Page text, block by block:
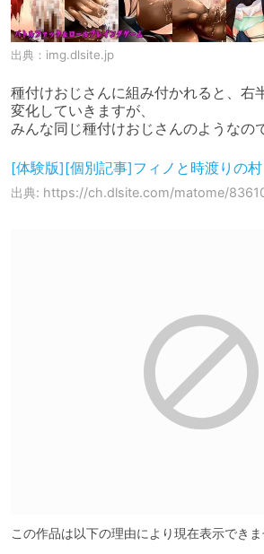
出典： img.dlsite.jp
種付けおじさんに組み付かれると、右
変化していきますが、
みんな同じ種付けおじさんのようなの
[体験版][個別記事]フィノと時渡りの村
出典: https://ch.dlsite.com/matome/
この作品は以下の理由により現在表示できま